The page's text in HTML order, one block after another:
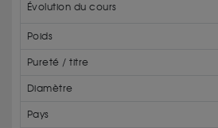
Évolution du cours
Poids
Pureté / titre
Diamètre
Pays